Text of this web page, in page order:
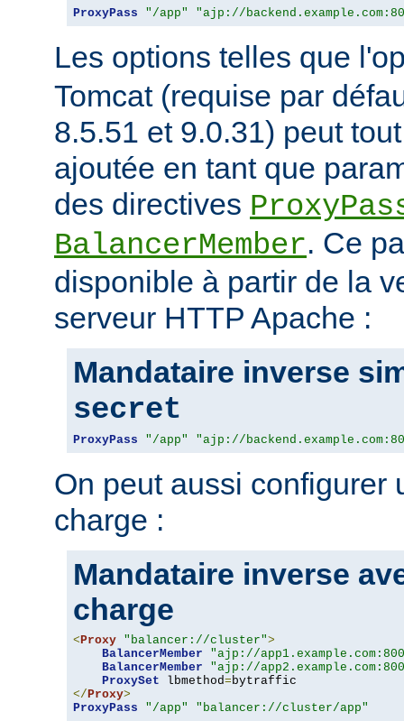
ProxyPass "/app" "ajp://
Les options telles que
Tomcat (requise par
8.5.51 et 9.0.31) peut
ajoutée en tant que
des directives
BalancerMember. Ce
disponible à partir de la
serveur HTTP Apache :
Mandataire inverse
secret
ProxyPass "/app" "ajp://
On peut aussi configurer
charge :
Mandataire inverse
charge
< Proxy "balancer://cluster">
BalancerMember
"ajp://
BalancerMember
"ajp://
ProxySet lbmethod=
</ Proxy>
ProxyPass
"/app" "balancer://cluster/app"